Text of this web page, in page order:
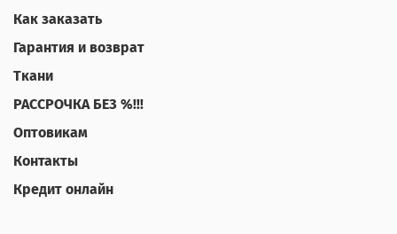
Как заказать
Гарантия и возврат
Ткани
РАССРОЧКА БЕЗ %!!!
Оптовикам
Контакты
Кредит онлайн